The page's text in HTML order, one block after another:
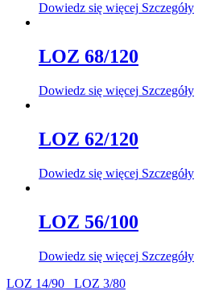
Dowiedz się więcej Szczegóły
LOZ 68/120
Dowiedz się więcej Szczegóły
LOZ 62/120
Dowiedz się więcej Szczegóły
LOZ 56/100
Dowiedz się więcej Szczegóły
LOZ 14/90
LOZ 3/80